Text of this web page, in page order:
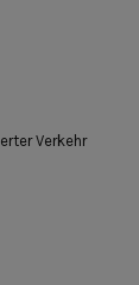
Verkehr